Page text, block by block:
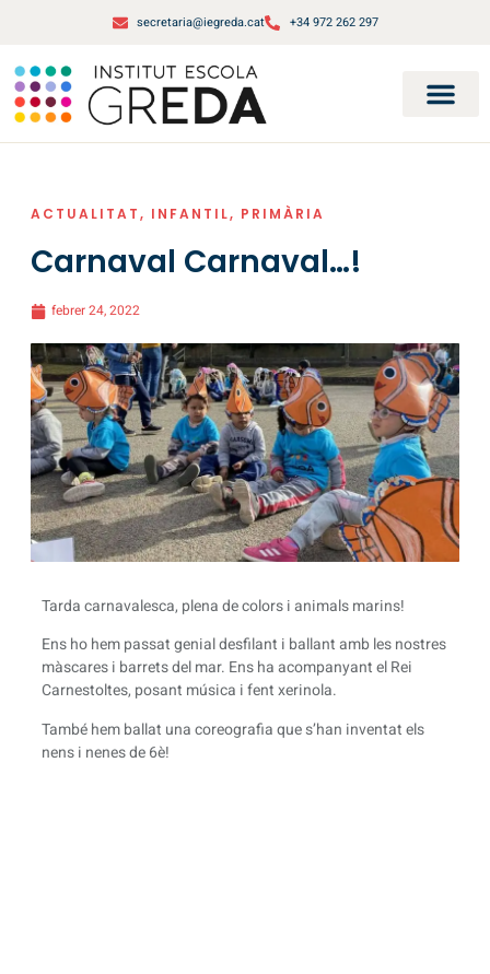
secretaria@iegreda.cat +34 972 262 297
ACTUALITAT, INFANTIL, PRIMÀRIA
Carnaval Carnaval…!
febrer 24, 2022
Tarda carnavalesca, plena de colors i animals marins!
Ens ho hem passat genial desfilant i ballant amb les nostres
màscares i barrets del mar. Ens ha acompanyant el Rei
Carnestoltes, posant música i fent xerinola.
També hem ballat una coreografia que s’han inventat els
nens i nenes de 6è!